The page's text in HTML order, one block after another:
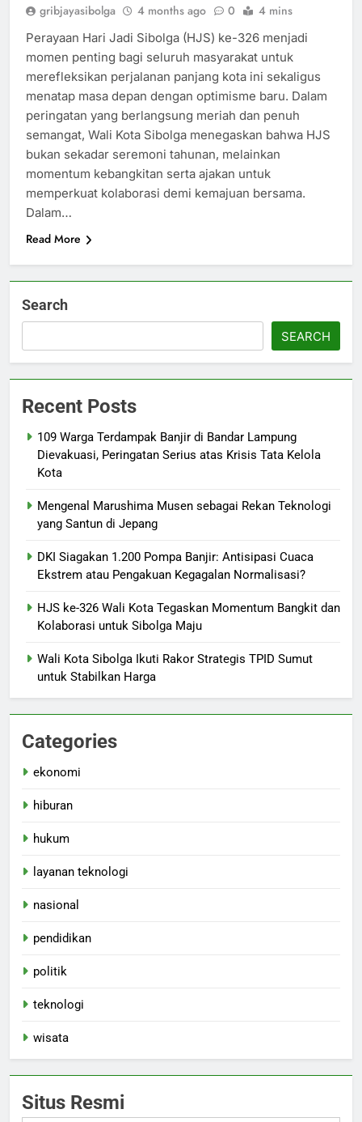
gribjayasibolga 4 months ago 0 4 mins
Perayaan Hari Jadi Sibolga (HJS) ke-326 menjadi
momen penting bagi seluruh masyarakat untuk
merefleksikan perjalanan panjang kota ini sekaligus
menatap masa depan dengan optimisme baru. Dalam
peringatan yang berlangsung meriah dan penuh
semangat, Wali Kota Sibolga menegaskan bahwa HJS
bukan sekadar seremoni tahunan, melainkan
momentum kebangkitan serta ajakan untuk
memperkuat kolaborasi demi kemajuan bersama.
Dalam…
Read More
Search
SEARCH
Recent Posts
109 Warga Terdampak Banjir di Bandar Lampung
Dievakuasi, Peringatan Serius atas Krisis Tata Kelola
Kota
Mengenal Marushima Musen sebagai Rekan Teknologi
yang Santun di Jepang
DKI Siagakan 1.200 Pompa Banjir: Antisipasi Cuaca
Ekstrem atau Pengakuan Kegagalan Normalisasi?
HJS ke-326 Wali Kota Tegaskan Momentum Bangkit dan
Kolaborasi untuk Sibolga Maju
Wali Kota Sibolga Ikuti Rakor Strategis TPID Sumut
untuk Stabilkan Harga
Categories
ekonomi
hiburan
hukum
layanan teknologi
nasional
pendidikan
politik
teknologi
wisata
Situs Resmi